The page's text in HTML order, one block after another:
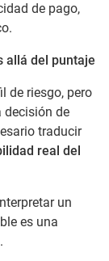
de pago,
allá del puntaje
de riesgo, pero
decisión de
traducir
real del
un
es una